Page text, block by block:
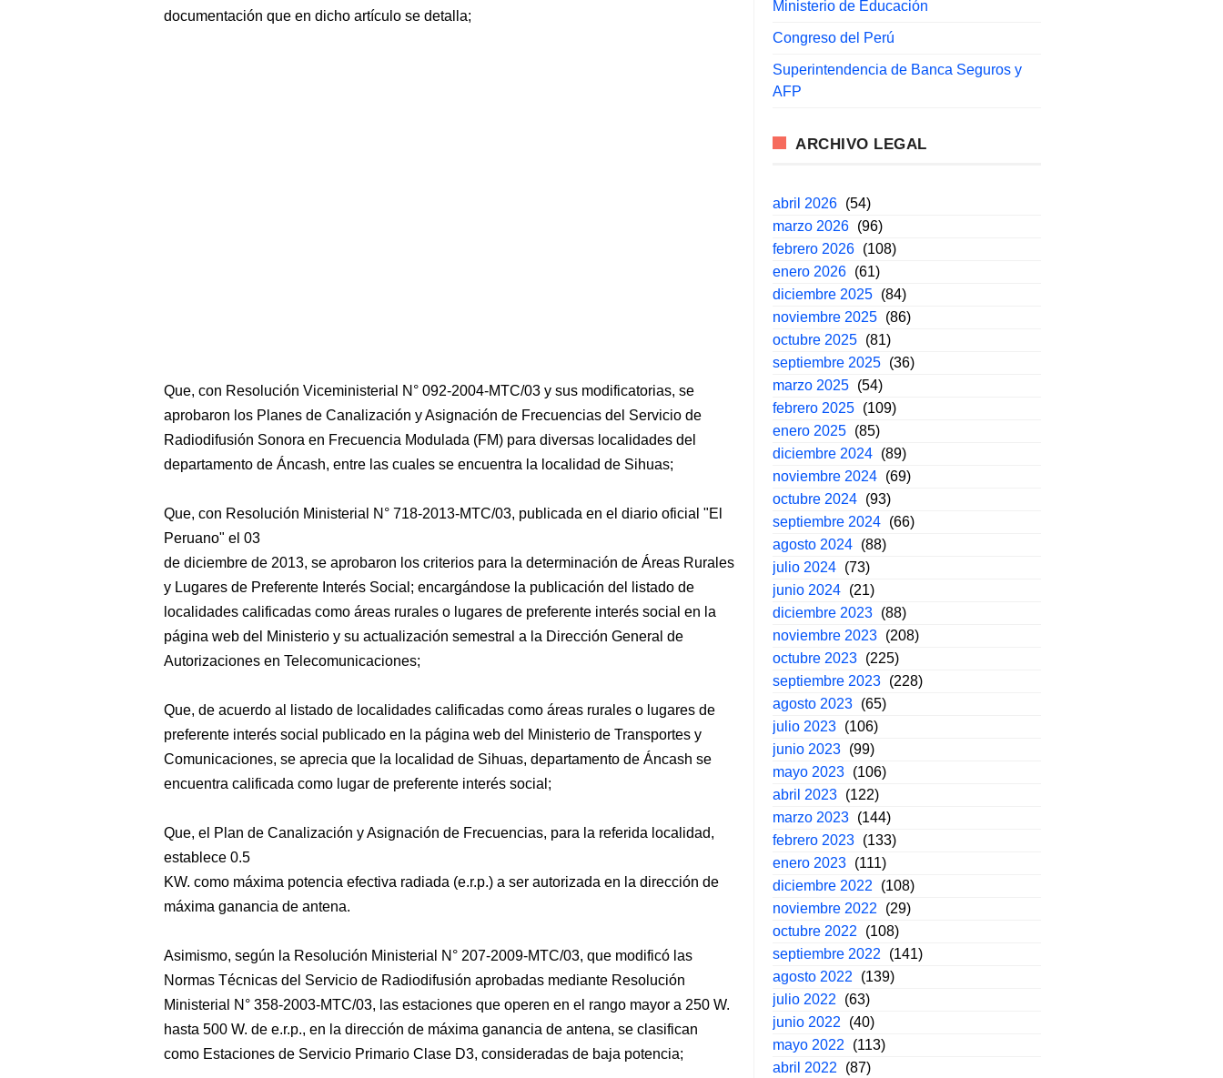
documentación que en dicho artículo se detalla;
Que, con Resolución Viceministerial N° 092-2004-MTC/03 y sus modificatorias, se
aprobaron los Planes de Canalización y Asignación de Frecuencias del Servicio de
Radiodifusión Sonora en Frecuencia Modulada (FM) para diversas localidades del
departamento de Áncash, entre las cuales se encuentra la localidad de Sihuas;
Que, con Resolución Ministerial N° 718-2013-MTC/03, publicada en el diario oficial "El
Peruano" el 03
de diciembre de 2013, se aprobaron los criterios para la determinación de Áreas Rurales
y Lugares de Preferente Interés Social; encargándose la publicación del listado de
localidades calificadas como áreas rurales o lugares de preferente interés social en la
página web del Ministerio y su actualización semestral a la Dirección General de
Autorizaciones en Telecomunicaciones;
Que, de acuerdo al listado de localidades calificadas como áreas rurales o lugares de
preferente interés social publicado en la página web del Ministerio de Transportes y
Comunicaciones, se aprecia que la localidad de Sihuas, departamento de Áncash se
encuentra calificada como lugar de preferente interés social;
Que, el Plan de Canalización y Asignación de Frecuencias, para la referida localidad,
establece 0.5
KW. como máxima potencia efectiva radiada (e.r.p.) a ser autorizada en la dirección de
máxima ganancia de antena.
Asimismo, según la Resolución Ministerial N° 207-2009-MTC/03, que modificó las
Normas Técnicas del Servicio de Radiodifusión aprobadas mediante Resolución
Ministerial N° 358-2003-MTC/03, las estaciones que operen en el rango mayor a 250 W.
hasta 500 W. de e.r.p., en la dirección de máxima ganancia de antena, se clasifican
como Estaciones de Servicio Primario Clase D3, consideradas de baja potencia;
Ministerio de Educación
Congreso del Perú
Superintendencia de Banca Seguros y
AFP
ARCHIVO LEGAL
abril 2026 (54)
marzo 2026 (96)
febrero 2026 (108)
enero 2026 (61)
diciembre 2025 (84)
noviembre 2025 (86)
octubre 2025 (81)
septiembre 2025 (36)
marzo 2025 (54)
febrero 2025 (109)
enero 2025 (85)
diciembre 2024 (89)
noviembre 2024 (69)
octubre 2024 (93)
septiembre 2024 (66)
agosto 2024 (88)
julio 2024 (73)
junio 2024 (21)
diciembre 2023 (88)
noviembre 2023 (208)
octubre 2023 (225)
septiembre 2023 (228)
agosto 2023 (65)
julio 2023 (106)
junio 2023 (99)
mayo 2023 (106)
abril 2023 (122)
marzo 2023 (144)
febrero 2023 (133)
enero 2023 (111)
diciembre 2022
(108)
noviembre 2022
(29)
octubre 2022
(108)
septiembre 2022
(141)
agosto 2022
(139)
julio 2022
(63)
junio 2022
(40)
mayo 2022
(113)
abril 2022
(87)